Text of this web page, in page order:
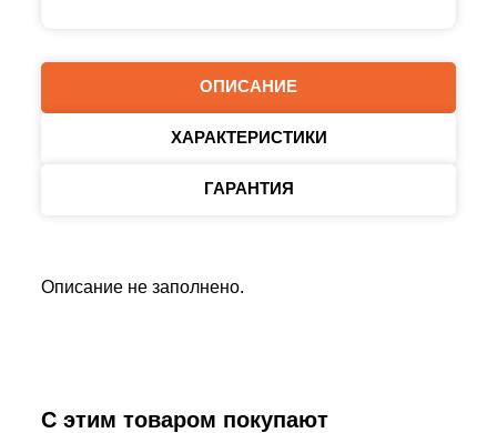
ОПИСАНИЕ
ХАРАКТЕРИСТИКИ
ГАРАНТИЯ
Описание не заполнено.
С этим товаром покупают